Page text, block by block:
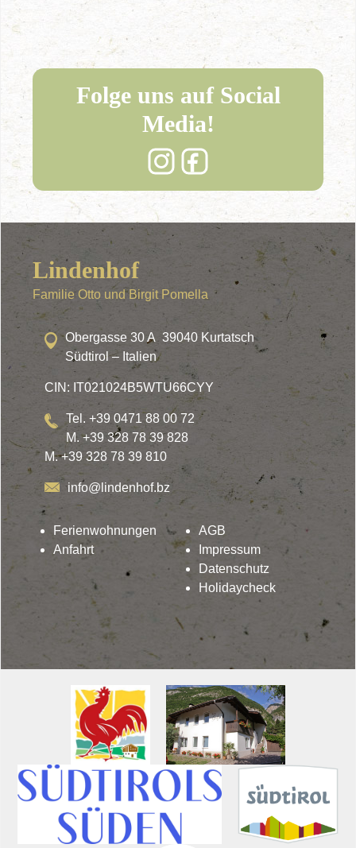
Folge uns auf Social
Media!
Lindenhof
Familie Otto und Birgit Pomella
Obergasse 30 A 39040 Kurtatsch
Südtirol – Italien
CIN: IT021024B5WTU66CYY
Tel. +39 0471 88 00 72
M. +39 328 78 39 828
M. +39 328 78 39 810
info@lindenhof.bz
Ferienwohnungen
Anfahrt
AGB
Impressum
Datenschutz
Holidaycheck
Lindenhof